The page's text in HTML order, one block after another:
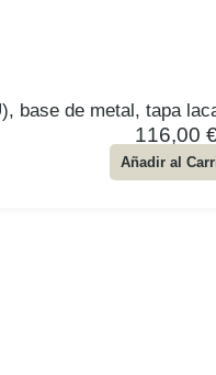
base de metal, tapa
116,00
Añadir al